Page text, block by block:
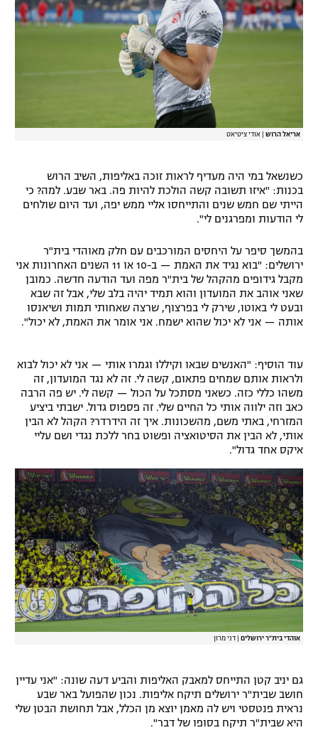
אריאל הרוש אודי ציטיאט
כשנשאל במי היה מעדיף לראות זוכה באליפות, השיב הרוש
בכנות: "איזו תשובה קשה הולכת להיות פה. באר שבע. למה? כי
הייתי שם חמש שנים והתייחסו אליי ממש יפה, ועד היום שולחים
לי הודעות ומפרגנים לי".
בהמשך סיפר על היחסים המורכבים עם חלק מאוהדי בית"ר
ירושלים: "בוא נגיד את האמת — ב-10 או 11 השנים האחרונות אני
מקבל גידופים מהקהל של בית"ר מפה ועד הודעה חדשה. כמובן
שאני אוהב את המועדון והוא תמיד יהיה בלב שלי, אבל זה שבא
ובעט לי באוטו, שירק לי בפרצוף, שרצה שאחותי תמות ושיאנסו
אותה — אני לא יכול שהוא ישמח. אני אומר את האמת, לא יכול".
עוד הוסיף: "האנשים שבאו וקיללו וגמרו אותי — אני לא יכול לבוא
ולראות אותם שמחים פתאום, קשה לי. זה לא נגד המועדון, זה
משהו כללי כזה. כשאני מסתכל על הכול — קשה לי. יש פה הרבה
כאב וזה ילווה אותי כל החיים שלי. זה פספוס גדול. ישבתי ביציע
המזרחי, באתי משם, מהשכונות. איך זה הידרדר? הקהל לא הבין
אותי, לא הבין את הסיטואציה ופשוט בחר ללכת נגדי ושם עליי
איקס אחד גדול".
אוהדי בית"ר ירושלים דני מרון
גם יניב קטן התייחס למאבק האליפות והביע דעה שונה: "אני עדיין
חושב שבית"ר ירושלים תיקח אליפות. נכון שהפועל באר שבע
נראית פנטסטי ויש לה מאמן יוצא מן הכלל, אבל תחושת הבטן שלי
היא שבית"ר תיקח בסופו של דבר".